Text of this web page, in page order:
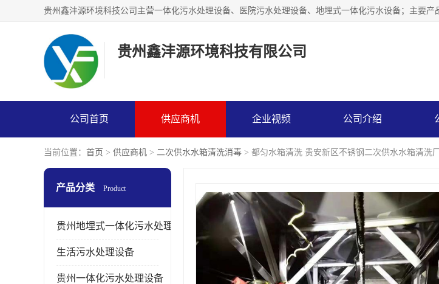
贵州鑫沣源环境科技有限公司
公司首页 供应商机 企业视频 公司介绍
当前位置： 首页 > 供应商机 > 二次供水水箱清洗消毒 > 都匀水箱清洗 贵安新区不锈钢二次供水水箱清洗
产品分类 Product
贵州地埋式一体化污水处理设备
生活污水处理设备
贵州一体化污水处理设备